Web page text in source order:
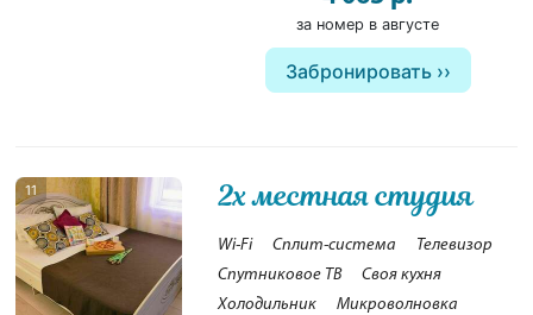
за номер в августе
Забронировать
11 2х местная студия
Wi-Fi Сплит-система
Телевизор
Спутниковое ТВ
Своя кухня
Холодильник
Микроволновка